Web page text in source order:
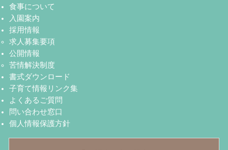
食事について
入園案内
採用情報
求人募集要項
公開情報
苦情解決制度
書式ダウンロード
子育て情報リンク集
よくあるご質問
問い合わせ窓口
個人情報保護方針